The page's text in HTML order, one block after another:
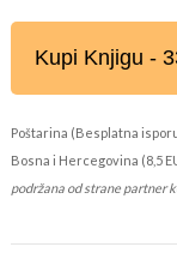
Kupi Knjigu -
Poštarina (Besplatna
Bosna i Hercegovina (8,5
podržana od strane partner